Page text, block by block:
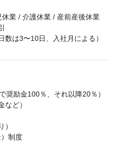
業 / 介護休業 / 産前産後休業
は3〜10日、入社月による）
奨励金100％、それ以降20％）
など）
）
制度